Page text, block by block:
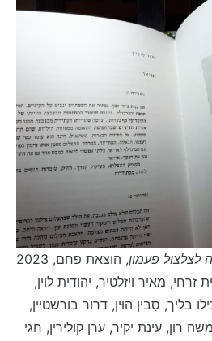
לצלצול פעמון, הוצאת פחם, 2023
מאיר ויזלטיר, יהודית לוין,
בליך, סַבּין הוּין, דרור בורשטיין,
רון, עינת יקיר, ערן קולירין, חגי